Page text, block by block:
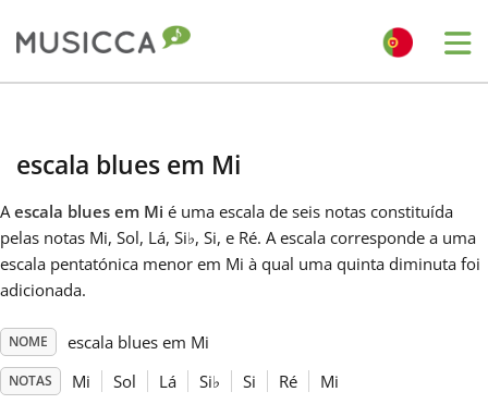
Dansk
English
escala blues em Mi
Aescala blues em Mi é uma escala de seis notas constituída
pelas notas Mi, Sol, Lá, Si♭, Si, e Ré. A escala corresponde a uma
escala pentatónica menor em Mi à qual uma quinta diminuta foi
adicionada.
NOME escala blues em Mi
NOTAS Mi Sol Lá Si♭ Si Ré Mi